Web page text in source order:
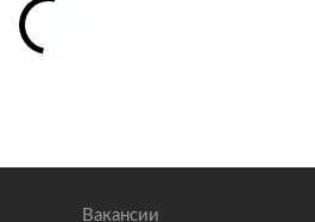
Вакансии